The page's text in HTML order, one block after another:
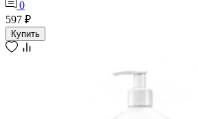
0
597 ₽
Купить